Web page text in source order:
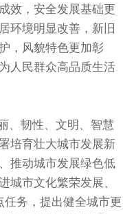
效，安全发展基础更
环境明显改善，新旧
，风貌特色更加彰
人民群众高品质生活
、韧性、文明、智慧
培育壮大城市发展新
推动城市发展绿色低
城市文化繁荣发展、
务，提出健全城市更